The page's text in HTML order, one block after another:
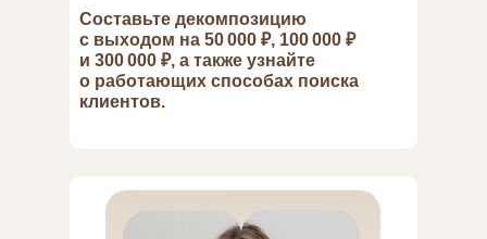
Составьте декомпозицию
с выходом на 50 000 ₽, 100 000 ₽
и 300 000 ₽, а также узнайте
о работающих способах поиска
клиентов.